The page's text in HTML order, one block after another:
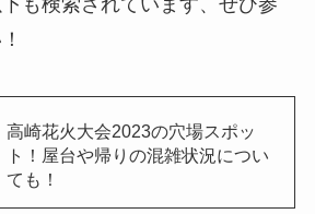
も検索されています、ぜひ参
高崎花火大会2023の穴場スポッ
ト！屋台や帰りの混雑状況につい
ても！